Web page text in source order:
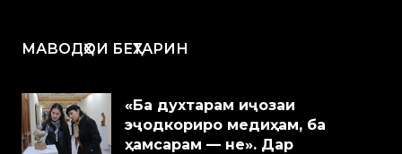
МАВОДҲОИ БЕҲТАРИН
«Ба духтарам иҷозаи
эҷодкориро медиҳам, ба
ҳамсарам — не». Дар